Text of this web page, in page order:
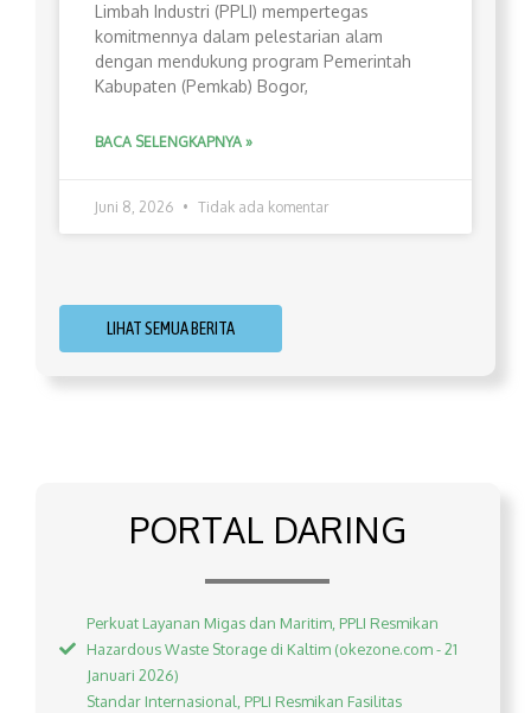
Limbah Industri (PPLI) mempertegas
komitmennya dalam pelestarian alam
dengan mendukung program Pemerintah
Kabupaten (Pemkab) Bogor,
BACA SELENGKAPNYA »
Juni 8, 2026 Tidak ada komentar
LIHAT SEMUA BERITA
PORTAL DARING
Perkuat Layanan Migas dan Maritim, PPLI Resmikan
Hazardous Waste Storage di Kaltim (okezone.com - 21
Januari 2026)
Standar Internasional, PPLI Resmikan Fasilitas